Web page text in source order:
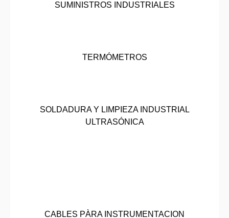
SUMINISTROS INDUSTRIALES
TERMÓMETROS
SOLDADURA Y LIMPIEZA INDUSTRIAL
ULTRASÓNICA
CABLES PÀRA INSTRUMENTACION